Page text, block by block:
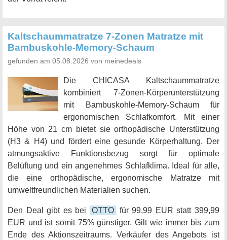
Kaltschaummatratze 7-Zonen Matratze mit
Bambuskohle-Memory-Schaum
gefunden am 05.08.2026 von meinedeals
Die CHICASA Kaltschaummatratze
kombiniert 7-Zonen-Körperunterstützung
mit Bambuskohle-Memory-Schaum für
ergonomischen Schlafkomfort. Mit einer
Höhe von 21 cm bietet sie orthopädische Unterstützung
(H3 & H4) und fördert eine gesunde Körperhaltung. Der
atmungsaktive Funktionsbezug sorgt für optimale
Belüftung und ein angenehmes Schlafklima. Ideal für alle,
die eine orthopädische, ergonomische Matratze mit
umweltfreundlichen Materialien suchen.
Den Deal gibt es bei OTTO
für 99,99 EUR statt 399,99
EUR und ist somit 75% günstiger. Gilt wie immer bis zum
Ende des Aktionszeitraums. Verkäufer des Angebots ist